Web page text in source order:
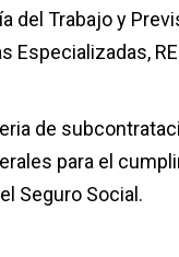
del Trabajo y
Especializadas,
de
para el
Seguro Social.